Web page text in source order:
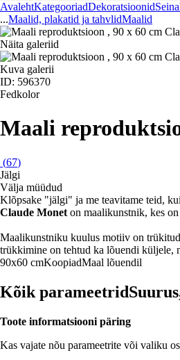
AvalehtKategooriadDekoratsioonid
...Maalid, plakatid ja tahvlidMaalid
Näita galeriid
Kuva galerii
ID: 596370
Fedkolor
Maali
(67)
Jälgi
Välja müüdud
Klõpsake "jälgi" ja me teavitame teid,
Claude Monet on maalikunstnik, kes
Maalikunstniku kuulus motiiv on trükitud
trükkimine on tehtud ka lõuendi küljele,
90x60 cmKoopiadMaal lõuendil
Kõik parameetrid
Toote informatsiooni päring
Kas vajate nõu parameetrite või valiku